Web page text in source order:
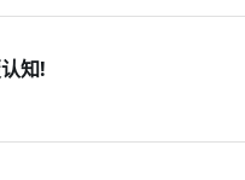
知!